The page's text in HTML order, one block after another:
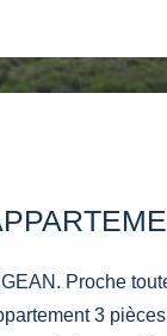
Proche
3